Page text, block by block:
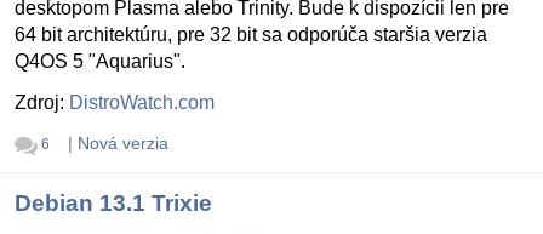
desktopom Plasma alebo Trinity. Bude k dispozícii len pre
64 bit architektúru, pre 32 bit sa odporúča staršia verzia
Q4OS 5 "Aquarius".
Zdroj: DistroWatch.com
6 | Nová verzia
Debian 13.1 Trixie